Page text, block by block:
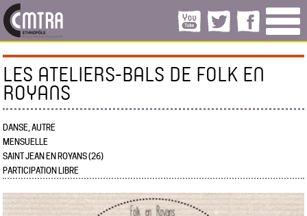
LES ATELIERS-BALS DE FOLK EN
ROYANS
DANSE, AUTRE
MENSUELLE
SAINT JEAN EN ROYANS (26)
PARTICIPATION LIBRE